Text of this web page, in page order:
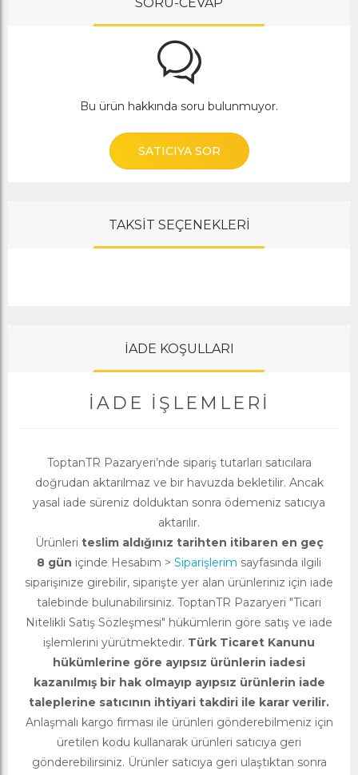
SORU-CEVAP
Bu ürün hakkında soru bulunmuyor.
SATICIYA SOR
TAKSİT SEÇENEKLERİ
İADE KOŞULLARI
İADE İŞLEMLERI
ToptanTR Pazaryeri’nde sipariş tutarları satıcılara
doğrudan aktarılmaz ve bir havuzda bekletilir. Ancak
yasal iade süreniz dolduktan sonra ödemeniz satıcıya
aktarılır.
Ürünleri teslim aldığınız tarihten itibaren en geç
8 gün içinde Hesabım > Siparişlerim sayfasında ilgili
siparişinize girebilir, siparişte yer alan ürünleriniz için iade
talebinde bulunabilirsiniz. ToptanTR Pazaryeri "Ticari
Nitelikli Satış Sözleşmesi" hükümlerin göre satış ve iade
işlemlerini yürütmektedir. Türk Ticaret Kanunu
hükümlerine göre ayıpsız ürünlerin iadesi
kazanılmış bir hak olmayıp ayıpsız ürünlerin iade
taleplerine satıcının ihtiyari takdiri ile karar verilir.
Anlaşmalı kargo firması ile ürünleri gönderebilmeniz için
üretilen kodu kullanarak ürünleri satıcıya geri
gönderebilirsiniz. Ürünler satıcıya geri ulaştıktan sonra